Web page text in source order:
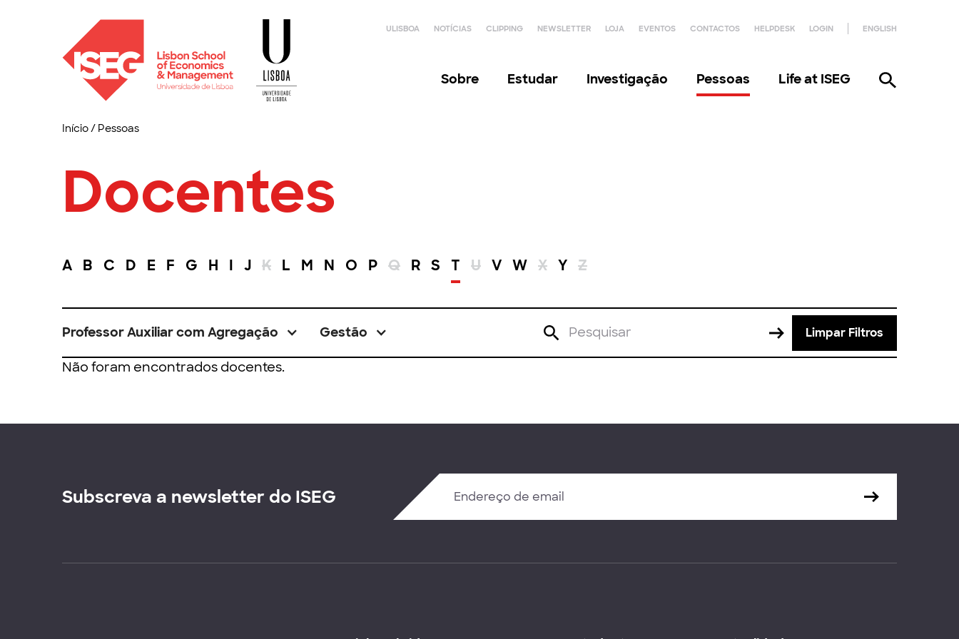
ULISBOA NOTÍCIAS CLIPPING NEWSLETTER LOJA EVENTOS CONTACTOS HELPDESK LOGIN ENGLISH
Sobre Estudar Investigação Pessoas Life at ISEG
Início/ Pessoas
Docentes
A B C D E F G H I J K L M N O P Q R S T U V W X Y Z
Professor Auxiliar com Agregação Gestão Limpar Filtros
Não foram encontrados docentes.
Subscreva a newsletter do ISEG